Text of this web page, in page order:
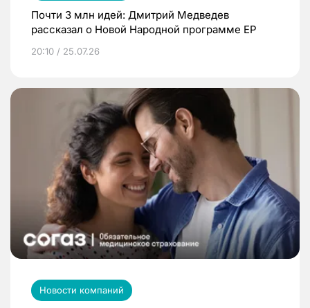
Почти 3 млн идей: Дмитрий Медведев
рассказал о Новой Народной программе ЕР
20:10 / 25.07.26
Новости компаний